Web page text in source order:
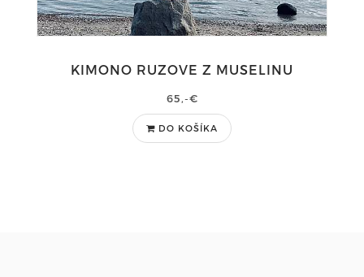
KIMONO RUZOVE Z MUSELINU
65,-€
DO KOŠÍKA